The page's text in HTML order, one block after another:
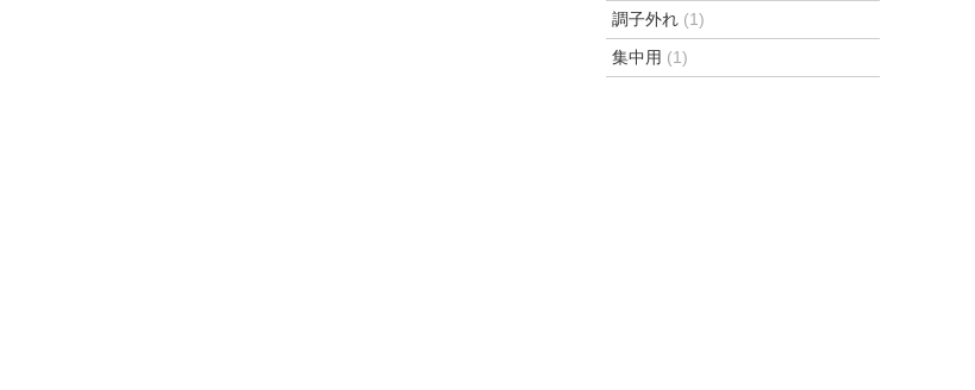
調子外れ (1)
集中用 (1)